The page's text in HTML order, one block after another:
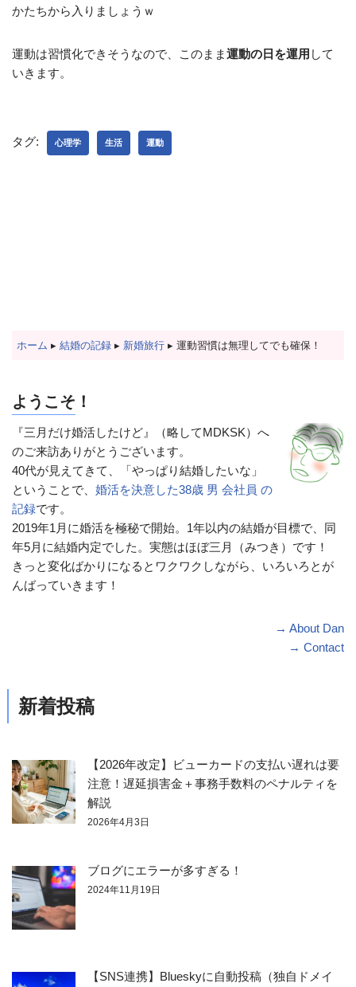
かたちから入りましょうｗ
運動は習慣化できそうなので、このまま運動の日を運用 して
いきます。
タグ: 心理学 生活 運動
ホーム ▸結婚の記録 ▸ 新婚旅行 ▸運動習慣は無理してでも確保！
ようこそ！
『三月だけ婚活したけど』（略してMDKSK）へ
のご来訪ありがとうございます。
40代が見えてきて、「やっぱり結婚したいな」
ということで、 婚活を決意した38歳 男 会社員 の
記録です。
2019年1月に婚活を極秘で開始。1年以内の結婚が目標で、同
年5月に結婚内定でした。実態はほぼ三月（みつき）です！
きっと変化ばかりになるとワクワクしながら、いろいろとが
んばっていきます！
→ About Dan
→ Contact
新着投稿
【2026年改定】ビューカードの支払い遅れは要
注意！遅延損害金＋事務手数料のペナルティを
解説
2026年4月3日
ブログにエラーが多すぎる！
2024年11月19日
【SNS連携】Blueskyに自動投稿（独自ドメイ